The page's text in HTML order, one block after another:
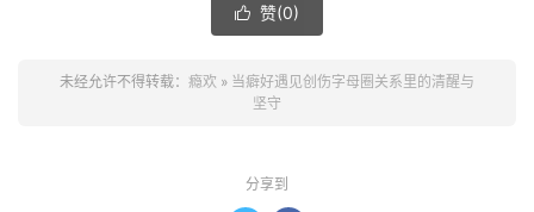
 赞(0)
未经允许不得转载： 瘾欢 » 当癖好遇见创伤字母圈关系里的清醒与
坚守
分享到